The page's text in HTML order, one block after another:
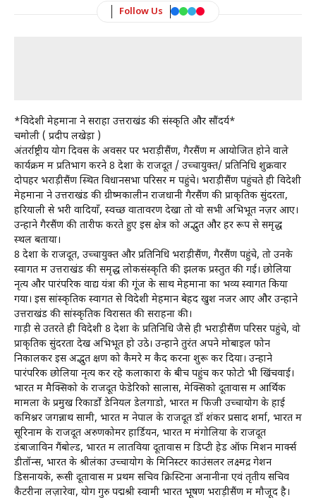
Follow Us
*विदेशी मेहमानों ने सराहा उत्तराखंड की संस्कृति और सौंदर्य*
चमोली ( प्रदीप लखेड़ा )
अंतर्राष्ट्रीय योग दिवस के अवसर पर भराड़ीसैंण, गैरसैंण में आयोजित होने वाले
कार्यक्रम में प्रतिभाग करने 8 देशों के राजदूत / उच्चायुक्त/ प्रतिनिधि शुक्रवार
दोपहर भराड़ीसैंण स्थित विधानसभा परिसर में पहुंचे। भराड़ीसैंण पहुंचते ही विदेशी
मेहमानों ने उत्तराखंड की ग्रीष्मकालीन राजधानी गैरसैंण की प्राकृतिक सुंदरता,
हरियाली से भरी वादियाँ, स्वच्छ वातावरण देखा तो वो सभी अभिभूत नज़र आए।
उन्होंने गैरसैंण की तारीफ करते हुए इस क्षेत्र को अद्भुत और हर रूप से समृद्ध
स्थल बताया।
8 देशों के राजदूत, उच्चायुक्त और प्रतिनिधि भराड़ीसैंण, गैरसैंण पहुंचे, तो उनके
स्वागत में उत्तराखंड की समृद्ध लोकसंस्कृति की झलक प्रस्तुत की गई। छोलिया
नृत्य और पारंपरिक वाद्य यंत्रों की गूंज के साथ मेहमानों का भव्य स्वागत किया
गया। इस सांस्कृतिक स्वागत से विदेशी मेहमान बेहद खुश नजर आए और उन्होंने
उत्तराखंड की सांस्कृतिक विरासत की सराहना की।
गाड़ी से उतरते ही विदेशी 8 देशों के प्रतिनिधि जैसे ही भराड़ीसैंण परिसर पहुंचे, वो
प्राकृतिक सुंदरता देख अभिभूत हो उठे। उन्होंने तुरंत अपने मोबाइल फोन
निकालकर इस अद्भुत क्षण को कैमरे में कैद करना शुरू कर दिया। उन्होंने
पारंपरिक छोलिया नृत्य कर रहे कलाकारों के बीच पहुंच कर फोटो भी खिंचवाई।
भारत में मैक्सिको के राजदूत फेडेरिको सालास, मेक्सिको दूतावास में आर्थिक
मामलों के प्रमुख रिकार्डो डेनियल डेलगाडो, भारत में फिजी उच्चायोग के हाई
कमिश्नर जगन्नाथ सामी, भारत में नेपाल के राजदूत डॉ शंकर प्रसाद शर्मा, भारत में
सूरिनाम के राजदूत अरुणकोमर हार्डियन, भारत में मंगोलिया के राजदूत
डंबाजाविन गैंबोल्ड, भारत में लातविया दूतावास में डिप्टी हेड ऑफ मिशन मार्क्स
डीतॉन्स, भारत के श्रीलंका उच्चायोग के मिनिस्टर काउंसलर लक्ष्मेंद्र गेशन
डिसनायके, रूसी दूतावास में प्रथम सचिव क्रिस्टिना अनानीना एवं तृतीय सचिव
कैटरीना लज़ारेवा, योग गुरु पद्मश्री स्वामी भारत भूषण भराड़ीसैंण में मौजूद है।